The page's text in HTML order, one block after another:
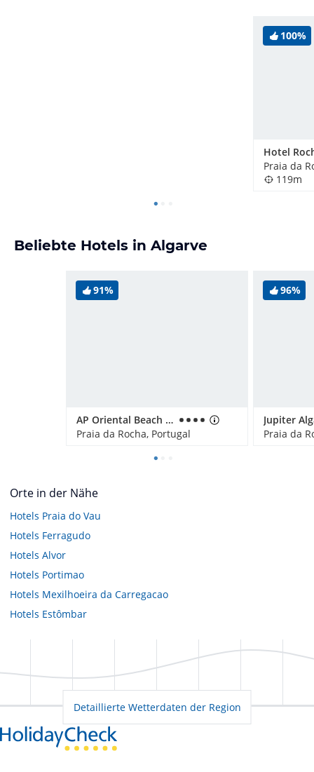
100%
Praia da
119m
Beliebte Hotels in Algarve
91%
AP Oriental Beach - Adults Friendly
Praia da Rocha, Portugal
96%
Praia da
Orte in der Nähe
Hotels Praia do Vau
Hotels Ferragudo
Hotels Alvor
Hotels Portimao
Hotels Mexilhoeira da Carregacao
Hotels Estômbar
Detaillierte Wetterdaten der Region